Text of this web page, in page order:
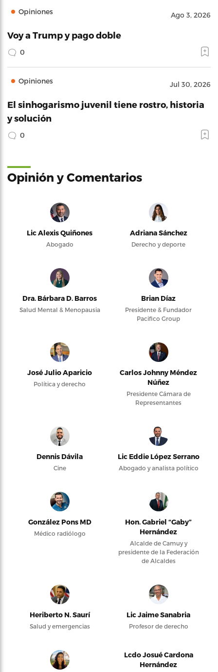
Opiniones Ago 3, 2026
Voy a Trump y pago doble
0
Opiniones Jul 30, 2026
El sinhogarismo juvenil tiene rostro, historia
y solución
0
Opinión y Comentarios
Lic Alexis Quiñones
Abogado
Adriana Sánchez
Derecho y deporte
Dra. Bárbara D. Barros
Salud Mental & Menopausia
Brian Díaz
Presidente & Fundador
Pacifico Group
José Julio Aparicio
Política y derecho
Carlos Johnny Méndez
Núñez
Presidente Cámara de
Representantes
Dennis Dávila
Cine
Lic Eddie López Serrano
Abogado y analista político
González Pons MD
Médico radiólogo
Hon. Gabriel “Gaby”
Hernández
Alcalde de Camuy y
presidente de la Federación
de Alcaldes
Heriberto N. Saurí
Salud y emergencias
Lic Jaime Sanabria
Profesor de derecho
Lcdo Josué Cardona
Hernández